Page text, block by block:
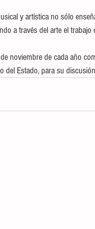
y artística no sólo
a través del arte el
noviembre de cada año
del Estado, para su